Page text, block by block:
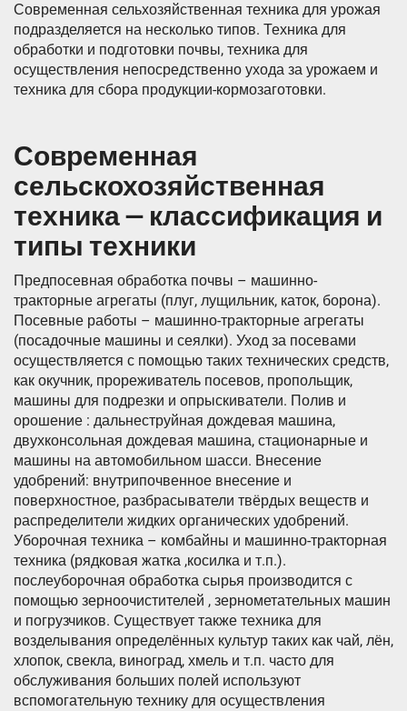
Современная сельхозяйственная техника для урожая
подразделяется на несколько типов. Техника для
обработки и подготовки почвы, техника для
осуществления непосредственно ухода за урожаем и
техника для сбора продукции-кормозаготовки.
Современная
сельскохозяйственная
техника — классификация и
типы техники
Предпосевная обработка почвы – машинно-
тракторные агрегаты (плуг, лущильник, каток, борона).
Посевные работы – машинно-тракторные агрегаты
(посадочные машины и сеялки). Уход за посевами
осуществляется с помощью таких технических средств,
как окучник, прореживатель посевов, пропольщик,
машины для подрезки и опрыскиватели. Полив и
орошение : дальнеструйная дождевая машина,
двухконсольная дождевая машина, стационарные и
машины на автомобильном шасси. Внесение
удобрений: внутрипочвенное внесение и
поверхностное, разбрасыватели твёрдых веществ и
распределители жидких органических удобрений.
Уборочная техника – комбайны и машинно-тракторная
техника (рядковая жатка ,косилка и т.п.).
послеуборочная обработка сырья производится с
помощью зерноочистителей , зернометательных машин
и погрузчиков. Существует также техника для
возделывания определённых культур таких как чай, лён,
хлопок, свекла, виноград, хмель и т.п. часто для
обслуживания больших полей используют
вспомогательную технику для осуществления